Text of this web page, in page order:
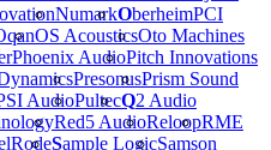
NumarkOberheim
OS AcousticsOto Machines
Phoenix AudioPitch Innovations
PresonusPrism Sound
AudioPultecQ2 Audio
Red5 AudioReloopRME
RodeSample LogicSamson
PCI